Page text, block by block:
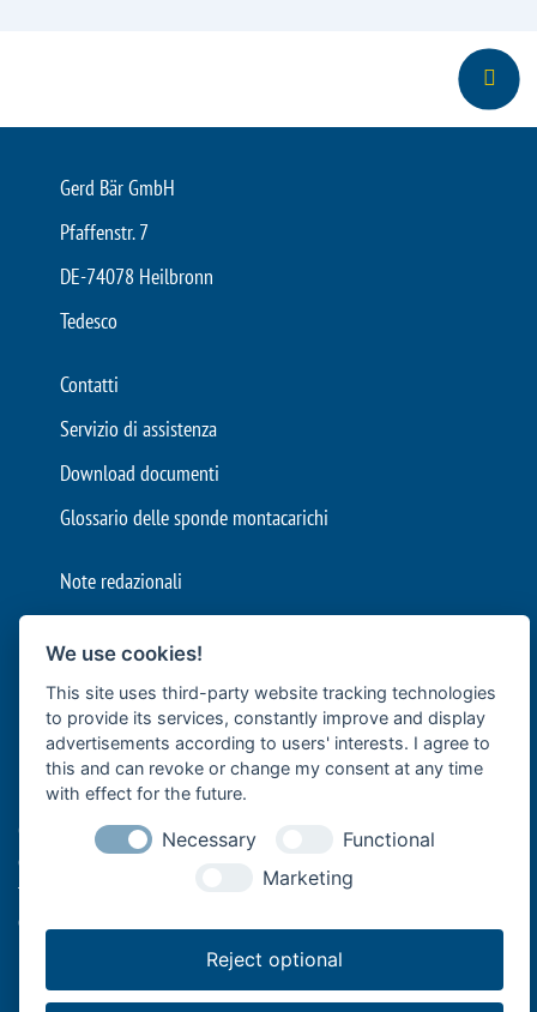
Gerd Bär GmbH
Pfaffenstr. 7
DE-74078 Heilbronn
Tedesco
Contatti
Servizio di assistenza
Download documenti
Glossario delle sponde montacarichi
Note redazionali
Protezione dei dati
Impostazioni cookie
Bär Cargolift è leader europeo nella produzione di sponde
montacarichi e sponde idrauliche con sede a Heilbronn, in
Germania. L'azienda a conduzione familiare con oltre 40 anni di
esperienza è fornitore premium e leader nell'innovazione per il
trasporto efficiente di merci con veicoli commerciali. I suoi sistemi
di sollevamento montati sul retro dei veicoli supportano la
logistica professionale di alimenti e bevande con autocarri e
rimorchi, il trasporto a lunga distanza con semirimorchi, le imprese
We use cookies!
This site uses third-party website tracking technologies
to provide its services, constantly improve and display
advertisements according to users' interests. I agree to
this and can revoke or change my consent at any time
with effect for the future.
Necessary
Functional
Marketing
Reject optional